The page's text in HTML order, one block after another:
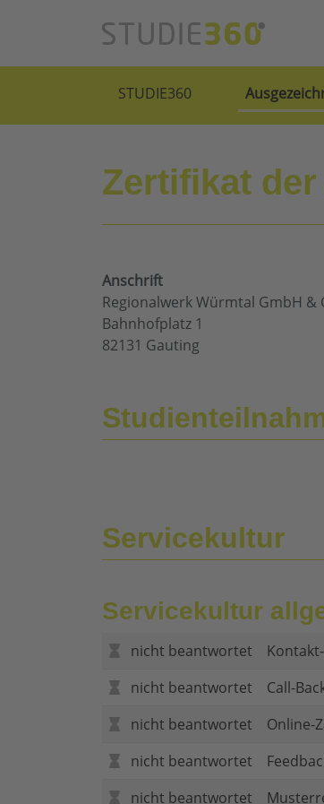
STUDIE360
Zertifikat der
Anschrift
Regionalwerk Würmtal GmbH &
Bahnhofplatz 1
82131 Gauting
Servicekultur
Servicekultur
nicht beantwortet
nicht beantwortet
Call-
nicht beantwortet
Online-
nicht beantwortet
nicht beantwortet